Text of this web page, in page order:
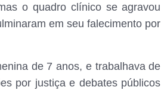
o quadro clínico se agravou
em seu falecimento por
de 7 anos, e trabalhava de
por justiça e debates públicos